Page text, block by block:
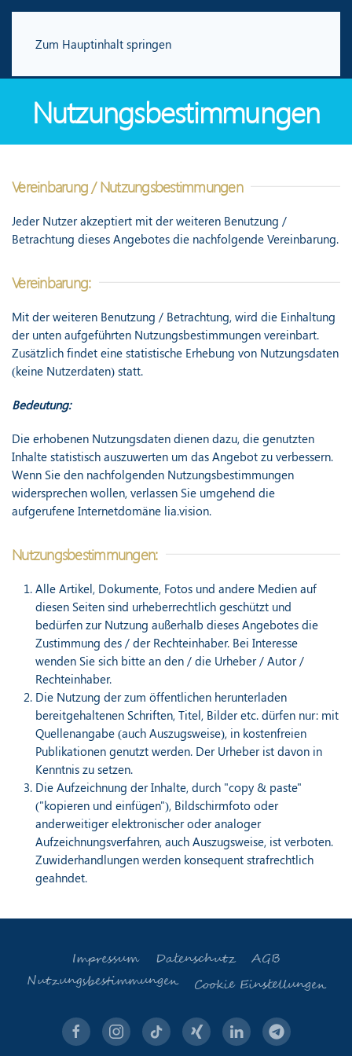
Zum Hauptinhalt springen
Nutzungsbestimmungen
Vereinbarung / Nutzungsbestimmungen
Jeder Nutzer akzeptiert mit der weiteren Benutzung /
Betrachtung dieses Angebotes die nachfolgende Vereinbarung.
Vereinbarung:
Mit der weiteren Benutzung / Betrachtung, wird die Einhaltung
der unten aufgeführten Nutzungsbestimmungen vereinbart.
Zusätzlich findet eine statistische Erhebung von Nutzungsdaten
(keine Nutzerdaten) statt.
Bedeutung:
Die erhobenen Nutzungsdaten dienen dazu, die genutzten
Inhalte statistisch auszuwerten um das Angebot zu verbessern.
Wenn Sie den nachfolgenden Nutzungsbestimmungen
widersprechen wollen, verlassen Sie umgehend die
aufgerufene Internetdomäne lia.vision.
Nutzungsbestimmungen:
Alle Artikel, Dokumente, Fotos und andere Medien auf
diesen Seiten sind urheberrechtlich geschützt und
bedürfen zur Nutzung außerhalb dieses Angebotes die
Zustimmung des / der Rechteinhaber. Bei Interesse
wenden Sie sich bitte an den / die Urheber / Autor /
Rechteinhaber.
Die Nutzung der zum öffentlichen herunterladen
bereitgehaltenen Schriften, Titel, Bilder etc. dürfen nur: mit
Quellenangabe (auch Auszugsweise), in kostenfreien
Publikationen genutzt werden. Der Urheber ist davon in
Kenntnis zu setzen.
Die Aufzeichnung der Inhalte, durch "copy & paste"
("kopieren und einfügen"), Bildschirmfoto oder
anderweitiger elektronischer oder analoger
Aufzeichnungsverfahren, auch Auszugsweise, ist verboten.
Zuwiderhandlungen werden konsequent strafrechtlich
geahndet.
Impressum Datenschutz
AGB
Nutzungsbestimmungen
Cookie Einstellungen